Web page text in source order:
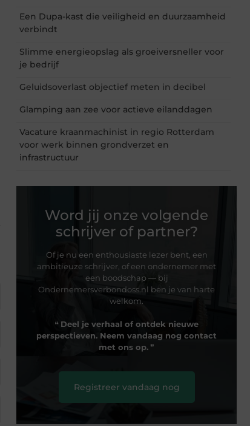
Een Dupa-kast die veiligheid en duurzaamheid
verbindt
Slimme energieopslag als groeiversneller voor
je bedrijf
Geluidsoverlast objectief meten in decibel
Glamping aan zee voor actieve eilanddagen
Vacature kraanmachinist in regio Rotterdam
voor werk binnen grondverzet en
infrastructuur
Word jij onze volgende
schrijver of partner?
Of je nu een enthousiaste lezer bent, een
ambitieuze schrijver, of een ondernemer met
een boodschap — bij
Ondernemersverbondoss.nl ben je van harte
welkom.
❝ Deel je verhaal of ontdek nieuwe
perspectieven. Neem vandaag nog contact
met ons op. ❞
Registreer vandaag nog